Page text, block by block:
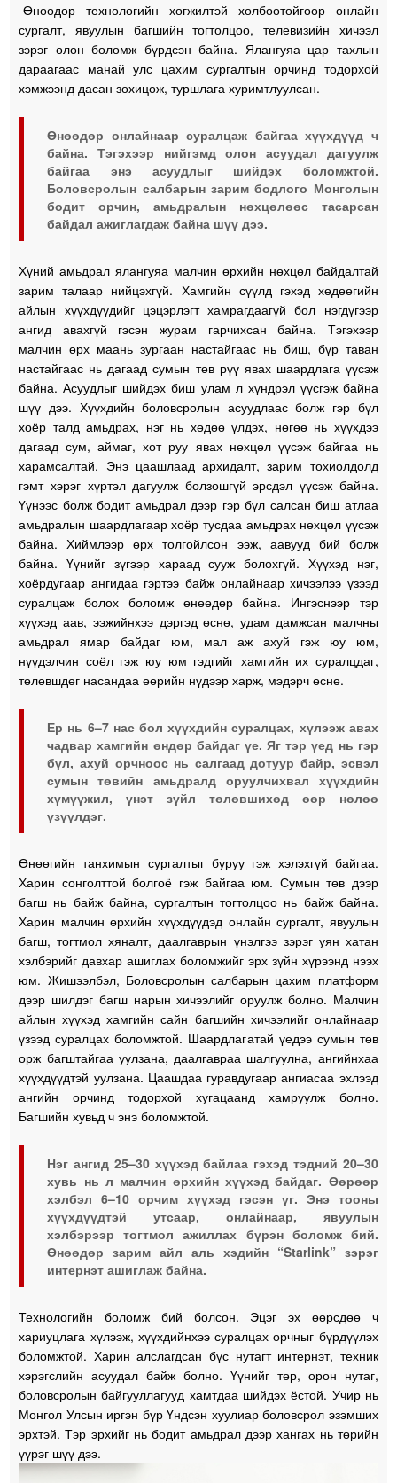
-Өнөөдөр технологийн хөгжилтэй холбоотойгоор онлайн
сургалт, явуулын багшийн тогтолцоо, телевизийн хичээл
зэрэг олон боломж бүрдсэн байна. Ялангуяа цар тахлын
дараагаас манай улс цахим сургалтын орчинд тодорхой
хэмжээнд дасан зохицож, туршлага хуримтлуулсан.
Өнөөдөр онлайнаар суралцаж байгаа хүүхдүүд ч
байна. Тэгэхээр нийгэмд олон асуудал дагуулж
байгаа энэ асуудлыг шийдэх боломжтой.
Боловсролын салбарын зарим бодлого Монголын
бодит орчин, амьдралын нөхцөлөөс тасарсан
байдал ажиглагдаж байна шүү дээ.
Хүний амьдрал ялангуяа малчин өрхийн нөхцөл байдалтай
зарим талаар нийцэхгүй. Хамгийн сүүлд гэхэд хөдөөгийн
айлын хүүхдүүдийг цэцэрлэгт хамрагдаагүй бол нэгдүгээр
ангид авахгүй гэсэн журам гарчихсан байна. Тэгэхээр
малчин өрх маань зургаан настайгаас нь биш, бүр таван
настайгаас нь дагаад сумын төв рүү явах шаардлага үүсэж
байна. Асуудлыг шийдэх биш улам л хүндрэл үүсгэж байна
шүү дээ. Хүүхдийн боловсролын асуудлаас болж гэр бүл
хоёр талд амьдрах, нэг нь хөдөө үлдэх, нөгөө нь хүүхдээ
дагаад сум, аймаг, хот руу явах нөхцөл үүсэж байгаа нь
харамсалтай. Энэ цаашлаад архидалт, зарим тохиолдолд
гэмт хэрэг хүртэл дагуулж болзошгүй эрсдэл үүсэж байна.
Үүнээс болж бодит амьдрал дээр гэр бүл салсан биш атлаа
амьдралын шаардлагаар хоёр тусдаа амьдрах нөхцөл үүсэж
байна. Хиймлээр өрх толгойлсон ээж, аавууд бий болж
байна. Үүнийг зүгээр хараад сууж болохгүй. Хүүхэд нэг,
хоёрдугаар ангидаа гэртээ байж онлайнаар хичээлээ үзээд
суралцаж болох боломж өнөөдөр байна. Ингэснээр тэр
хүүхэд аав, ээжийнхээ дэргэд өснө, удам дамжсан малчны
амьдрал ямар байдаг юм, мал аж ахуй гэж юу юм,
нүүдэлчин соёл гэж юу юм гэдгийг хамгийн их суралцдаг,
төлөвшдөг насандаа өөрийн нүдээр харж, мэдэрч өснө.
Ер нь 6–7 нас бол хүүхдийн суралцах, хүлээж авах
чадвар хамгийн өндөр байдаг үе. Яг тэр үед нь гэр
бүл, ахуй орчноос нь салгаад дотуур байр, эсвэл
сумын төвийн амьдралд оруулчихвал хүүхдийн
хүмүүжил, үнэт зүйл төлөвшихөд өөр нөлөө
үзүүлдэг.
Өнөөгийн танхимын сургалтыг буруу гэж хэлэхгүй байгаа.
Харин сонголттой болгоё гэж байгаа юм. Сумын төв дээр
багш нь байж байна, сургалтын тогтолцоо нь байж байна.
Харин малчин өрхийн хүүхдүүдэд онлайн сургалт, явуулын
багш, тогтмол хяналт, даалгаврын үнэлгээ зэрэг уян хатан
хэлбэрийг давхар ашиглах боломжийг эрх зүйн хүрээнд нээх
юм. Жишээлбэл, Боловсролын салбарын цахим платформ
дээр шилдэг багш нарын хичээлийг оруулж болно. Малчин
айлын хүүхэд хамгийн сайн багшийн хичээлийг онлайнаар
үзээд суралцах боломжтой. Шаардлагатай үедээ сумын төв
орж багштайгаа уулзана, даалгавраа шалгуулна, ангийнхаа
хүүхдүүдтэй уулзана. Цаашдаа гуравдугаар ангиасаа эхлээд
ангийн орчинд тодорхой хугацаанд хамруулж болно.
Багшийн хувьд ч энэ боломжтой.
Нэг ангид 25–30 хүүхэд байлаа гэхэд тэдний 20–30
хувь нь л малчин өрхийн хүүхэд байдаг. Өөрөөр
хэлбэл 6–10 орчим хүүхэд гэсэн үг. Энэ тооны
хүүхдүүдтэй утсаар, онлайнаар, явуулын
хэлбэрээр тогтмол ажиллах бүрэн боломж бий.
Өнөөдөр зарим айл аль хэдийн “Starlink” зэрэг
интернэт ашиглаж байна.
Технологийн боломж бий болсон. Эцэг эх өөрсдөө ч
хариуцлага хүлээж, хүүхдийнхээ суралцах орчныг бүрдүүлэх
боломжтой. Харин алслагдсан бүс нутагт интернэт, техник
хэрэгслийн асуудал байж болно. Үүнийг төр, орон нутаг,
боловсролын байгууллагууд хамтдаа шийдэх ёстой. Учир нь
Монгол Улсын иргэн бүр Үндсэн хуулиар боловсрол эзэмших
эрхтэй. Тэр эрхийг нь бодит амьдрал дээр хангах нь төрийн
үүрэг шүү дээ.